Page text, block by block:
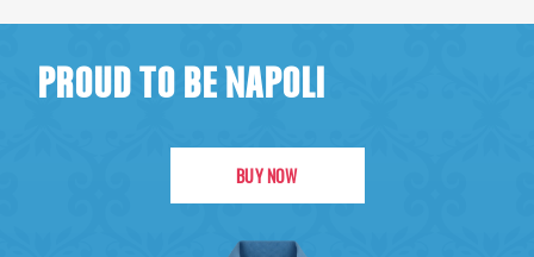
PROUD TO BE NAPOLI
BUY NOW